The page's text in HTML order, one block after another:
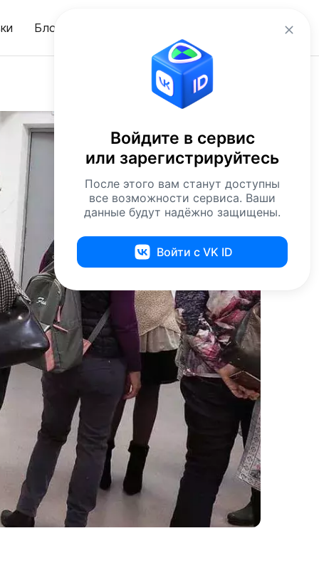
Блог Вход
Войдите в сервис
или зарегистрируйтесь
После этого вам станут доступны
все возможности сервиса. Ваши
данные будут надёжно защищены.
Войти с VK ID